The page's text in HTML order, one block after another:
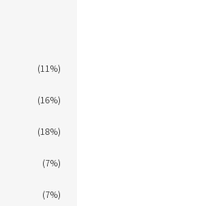
(11%)
(16%)
(18%)
(7%)
(7%)